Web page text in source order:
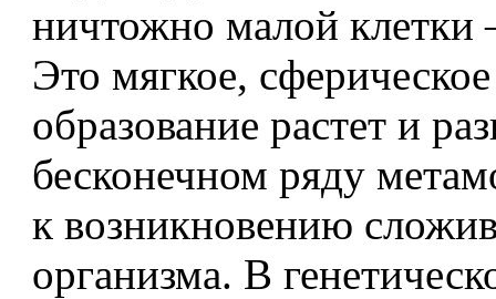
ничтожно малой
Это мягкое,
образование растет и
бесконечном ряду
к возникновению
организма. В